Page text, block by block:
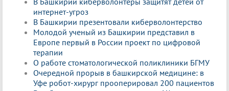
интернет-угроз
В Башкирии презентовали киберволонтерство
Молодой ученый из Башкирии представил в
Европе первый в России проект по цифровой
терапии
О работе стоматологической поликлиники БГМУ
Очередной прорыв в башкирской медицине: в
Уфе робот-хирург прооперировал 200 пациентов